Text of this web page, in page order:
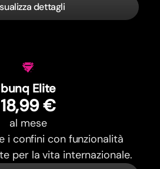
dettagli
bunq Elite
18,99 €
al mese
i confini con funzionalità
per la vita internazionale.